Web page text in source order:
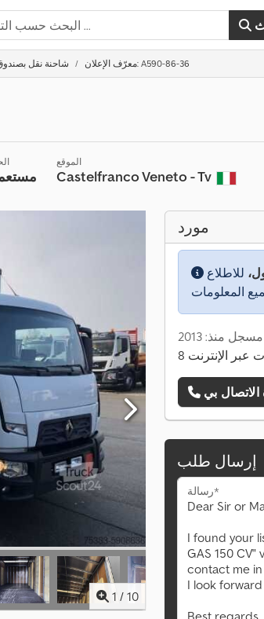
شاحنة نقل معرّف الإعلان: A590-86-36
الموقع
Castelfranco Veneto - Tv
1 / 10
مورد
للاطلاع
مسجل منذ: 2013
عبر الإنترنت
إرسال طلب
رسالة*